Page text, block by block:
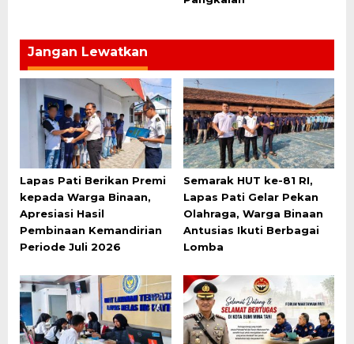
Jangan Lewatkan
Lapas Pati Berikan Premi
kepada Warga Binaan,
Apresiasi Hasil
Pembinaan Kemandirian
Periode Juli 2026
Semarak HUT ke-81 RI,
Lapas Pati Gelar Pekan
Olahraga, Warga Binaan
Antusias Ikuti Berbagai
Lomba